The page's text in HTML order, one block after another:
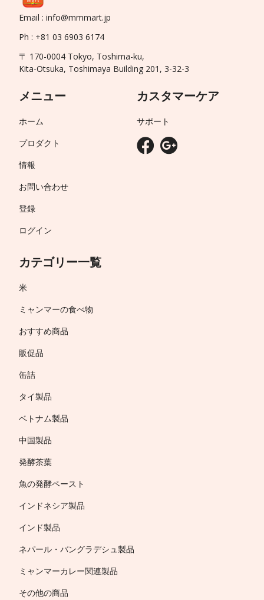
Email : info@mmmart.jp
Ph : +81 03 6903 6174
〒 170-0004 Tokyo, Toshima-ku,
Kita-Otsuka, Toshimaya Building 201, 3-32-3
メニュー
ホーム
プロダクト
情報
お問い合わせ
登録
ログイン
カテゴリー一覧
米
ミャンマーの食べ物
おすすめ商品
販促品
缶詰
タイ製品
ベトナム製品
中国製品
発酵茶葉
魚の発酵ペースト
インドネシア製品
インド製品
ネパール・バングラデシュ製品
ミャンマーカレー関連製品
その他の商品
カスタマーケア
サポート